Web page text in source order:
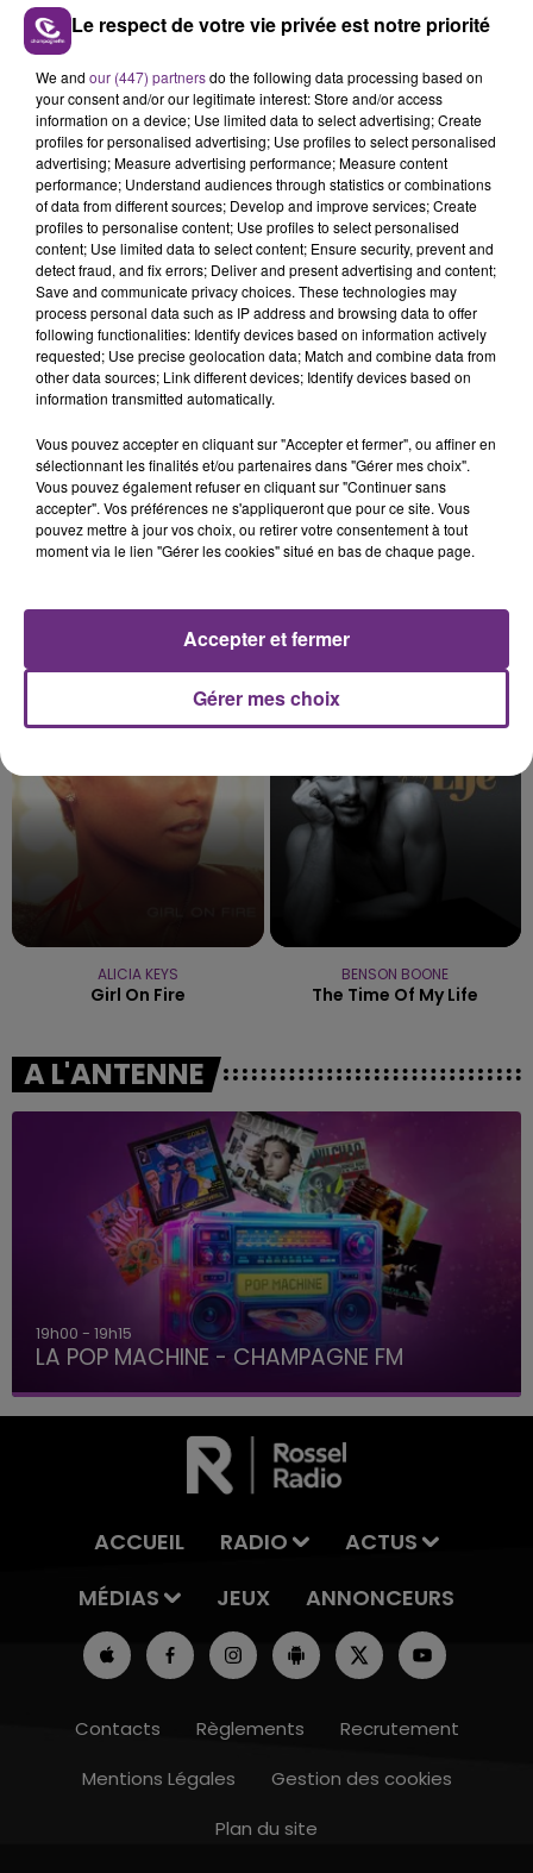
15h00 - 19h00
6 août 2026
SI TOUT LE MONDE FAIT ÇA, MOI L'ANNÉE
PROCHAINE JE VENDANGE EN...
La vendange en Champagne a débuté ce jeudi 6
août dans la commune de Montgueux (Aube). Du
jamais vu !
6 août 2026
L'INSPECTION DU TRAVAIL RAPPELLE À
L'ORDRE SUR LES CONDITIONS DE...
s'est avéré être plus précoce que prévu,
l'inspection du Travail en profite pour rappeler
les conditions de...
TITRES DIFFUSÉS
6h30
6h30
ALICIA KEYS
Girl On Fire
6h26
6h26
BENSON BOONE
The Time Of My Life
A L'ANTENNE
19h00 - 19h15
LA POP MACHINE - CHAMPAGNE FM
ACCUEIL RADIO
ACTUS
MÉDIAS
JEUX ANNONCEURS
Contacts Règlements
Recrutement
Mentions Légales
Gestion des cookies
Plan du site
Le respect de votre vie privée est notre priorité
We and our (447) partnersdo the following data processing based on
your consent and/or our legitimate interest: Store and/or access
information on a device; Use limited data to select advertising; Create
profiles for personalised advertising; Use profiles to select personalised
advertising; Measure advertising performance; Measure content
performance; Understand audiences through statistics or combinations
of data from different sources; Develop and improve services; Create
profiles to personalise content; Use profiles to select personalised
content; Use limited data to select content; Ensure security, prevent and
detect fraud, and fix errors; Deliver and present advertising and content;
Save and communicate privacy choices. These technologies may
process personal data such as IP address and browsing data to offer
following functionalities: Identify devices based on information actively
requested; Use precise geolocation data; Match and combine data from
other data sources; Link different devices; Identify devices based on
information transmitted automatically.
Vous pouvez accepter en cliquant sur "Accepter et fermer", ou affiner en
sélectionnant les finalités et/ou partenaires dans "Gérer mes choix".
Vous pouvez également refuser en cliquant sur "Continuer sans
accepter". Vos préférences ne s'appliqueront que pour ce site. Vous
pouvez mettre à jour vos choix, ou retirer votre consentement à tout
moment via le lien "Gérer les cookies" situé en bas de chaque page.
Gérer mes choix
Accepter et fermer